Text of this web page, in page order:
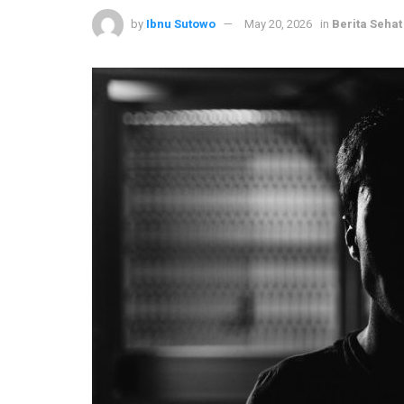
by Ibnu Sutowo May 20, 2026 in Berita Sehat